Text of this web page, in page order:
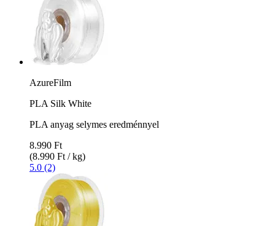
AzureFilm
PLA Silk White
PLA anyag selymes eredménnyel
8.990 Ft
(8.990 Ft / kg)
5.0 (2)